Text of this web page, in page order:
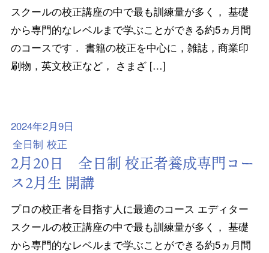
スクールの校正講座の中で最も訓練量が多く， 基礎
から専門的なレベルまで学ぶことができる約5ヵ月間
のコースです． 書籍の校正を中心に，雑誌，商業印
刷物，英文校正など， さまざ […]
2024年2月9日
全日制 校正
2月20日 全日制 校正者養成専門コー
ス2月生 開講
プロの校正者を目指す人に最適のコース エディター
スクールの校正講座の中で最も訓練量が多く， 基礎
から専門的なレベルまで学ぶことができる約5ヵ月間